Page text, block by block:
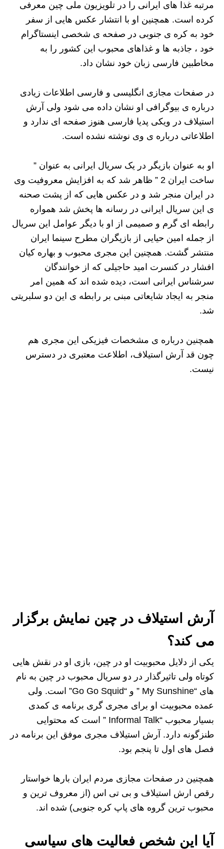
مرتبه غذا های ایرانی را در تلویزیون ملی چین معرفی
کرده است. همچنین او با انتشار عکس هایی از سفر
خود به کره ی جنوبی در صفحه ی شخصی اینستاگرام
خود ، جاذبه ها و غذاهای محبوب این کشور را به
مخاطبین فارسی زبان خود نشان داد.
در صفحات مجازی انگلیسی و فارسی اطلاعات زیادی
درباره ی بیوگرافی او نشان داده می شود ولی آرش
استیلاف در ویکی پدیا فارسی هنوز صفحه ای ندارد و
اطلاعاتی درباره ی وی نوشته نشده است.
او به عنوان بازیگر در یک سریال ایرانی به عنوان ”
ساخت ایران 2 ” ظاهر شد که به افزایش معروفیت وی
در ایران منجر شد و در عکس هایی که از پشت صحنه
ی این سریال ایرانی در رسانه ها پخش شد همواره
رابطه ای گرم و صمیمی از او با دیگر عوامل این سریال
از جمله امین حیایی از بازیگران مطرح سینما ایران
منتشر گشت. همچنین این مجری محبوب و بهاره کیان
افشار در کنسرت امید حاجیلی که از خوانندگان
سرشناس ایرانی است، دیده شده اند که همین امر
منجر به ایجاد شایعاتی مبنی بر رابطه ی این دو سلبریتی
شد.
همچنین درباره ی مشخصات فیزیکی این مجری هم
چون قد آرش استیلاف، اطلاعت معتبری در دسترس
نیست.
آرش استیلاف در چین نمایش برگزار
می کند؟
یکی از دلایل محبوبیت او در چین، بازی او در نقش هایی
کوتاه ولی تاثیرگذار در دو سریال محبوب در چین به نام
های “My Sunshine ” و “Go Go Squid” است. ولی
عمده محبوبیت او برای مجری گری برنامه ی کمدی
بسیار محبوب “Informal Talk ” است که محتوایی
طنزگونه دارد. آرش استیلاف مجری موفق این برنامه در
فصل های اول تا پنجم بود.
همچنین در صفحات مجازی مردم ایران بارها خواستار
رقص ارش استیلاف و بی تی اس (از معروف ترین و
محبوب ترین گروه های پاپ کره جنوبی) شده اند.
آیا این شخص فعالیت های سیاسی